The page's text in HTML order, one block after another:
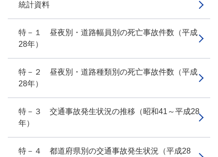
統計資料
特－１ 昼夜別・道路幅員別の死亡事故件数（平成
28年）
特－２ 昼夜別・道路種類別の死亡事故件数（平成
28年）
特－３ 交通事故発生状況の推移（昭和41～平成28
年）
特－４ 都道府県別の交通事故発生状況（平成28